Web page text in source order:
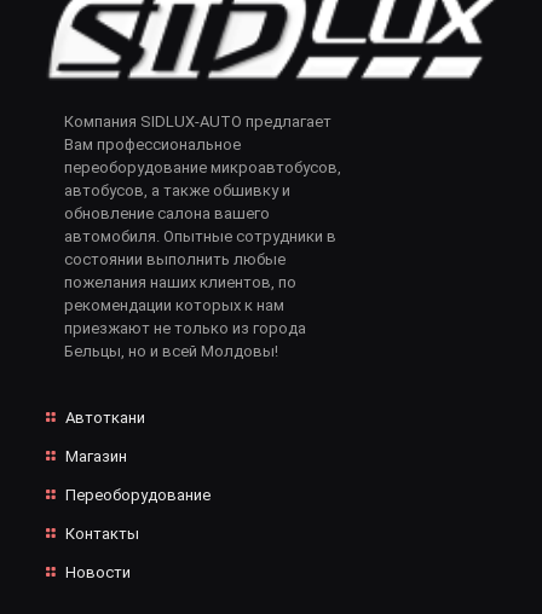
Компания SIDLUX-AUTO предлагает
Вам профессиональное
переоборудование микроавтобусов,
автобусов, а также обшивку и
обновление салона вашего
автомобиля. Опытные сотрудники в
состоянии выполнить любые
пожелания наших клиентов, по
рекомендации которых к нам
приезжают не только из города
Бельцы, но и всей Молдовы!
Автоткани
Магазин
Переоборудование
Контакты
Новости